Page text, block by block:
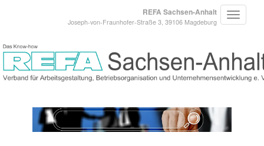
REFA Sachsen-Anhalt
Joseph-von-Fraunhofer-Straße 3, 39106 Magdeburg